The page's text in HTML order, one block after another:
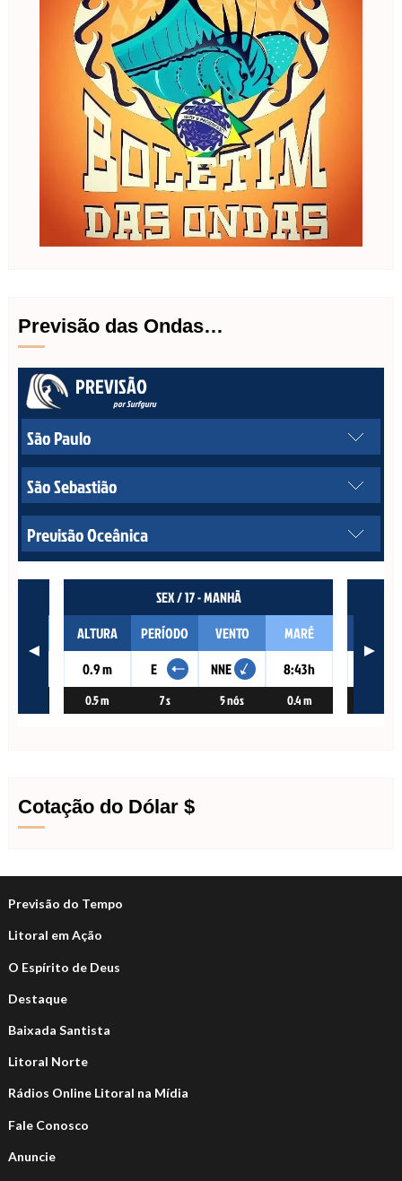
Previsão das Ondas…
Cotação do Dólar $
Previsão do Tempo
Litoral em Ação
O Espírito de Deus
Destaque
Baixada Santista
Litoral Norte
Rádios Online Litoral na Mídia
Fale Conosco
Anuncie